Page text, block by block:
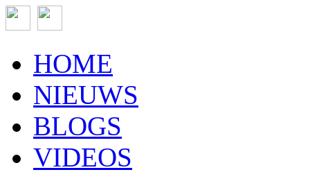
HOME
NIEUWS
BLOGS
VIDEOS